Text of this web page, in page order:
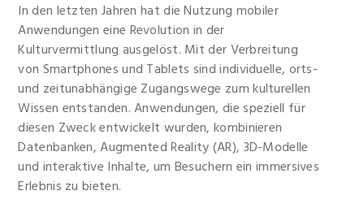
In den letzten Jahren hat die Nutzung mobiler
Anwendungen eine Revolution in der
Kulturvermittlung ausgelöst. Mit der Verbreitung
von Smartphones und Tablets sind individuelle, orts-
und zeitunabhängige Zugangswege zum kulturellen
Wissen entstanden. Anwendungen, die speziell für
diesen Zweck entwickelt wurden, kombinieren
Datenbanken, Augmented Reality (AR), 3D-Modelle
und interaktive Inhalte, um Besuchern ein immersives
Erlebnis zu bieten.